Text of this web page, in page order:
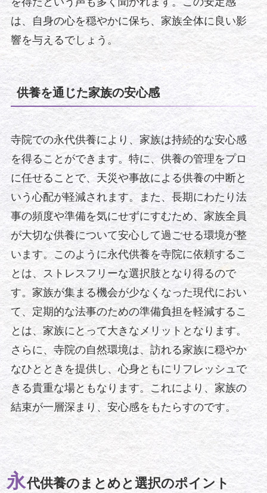
は、自身の心を穏やかに保ち、家族全体に良い影
響を与えるでしょう。
供養を通じた家族の安心感
寺院での永代供養により、家族は持続的な安心感
を得ることができます。特に、供養の管理をプロ
に任せることで、天災や事故による供養の中断と
いう心配が軽減されます。また、長期にわたり法
事の頻度や準備を気にせずにすむため、家族全員
が大切な供養について安心して過ごせる環境が整
います。このように永代供養を寺院に依頼するこ
とは、ストレスフリーな選択肢となり得るので
す。家族が集まる機会が少なくなった現代におい
て、定期的な法事のための準備負担を軽減するこ
とは、家族にとって大きなメリットとなります。
さらに、寺院の自然環境は、訪れる家族に穏やか
なひとときを提供し、心身ともにリフレッシュで
きる貴重な場ともなります。これにより、家族の
結束が一層深まり、安心感をもたらすのです。
永代供養のまとめと選択のポイント